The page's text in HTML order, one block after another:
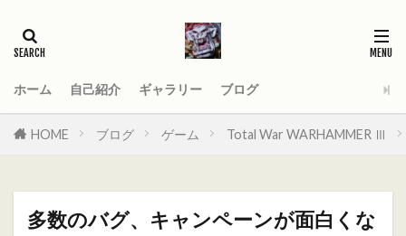
ホーム 自己紹介 ギャラリー ブログ
HOME ブログ ゲーム Total War WARHAMMER Ⅲ
多数のバグ、キャンペーンが面白くな
AGE_OF_SIGMAR
Total War WARHAMMER
Total War WARHAMMER Ⅱ
Warhammer 40
Warhammer 40000
ウォーハンマー
オーガ
オーガキングダム